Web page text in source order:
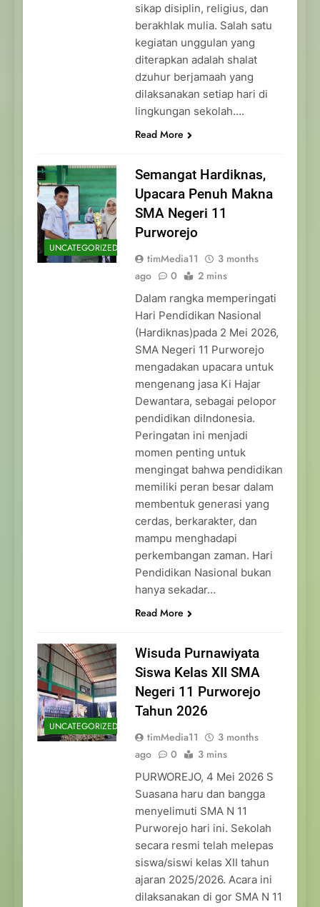
sikap disiplin, religius, dan
berakhlak mulia. Salah satu
kegiatan unggulan yang
diterapkan adalah shalat
dzuhur berjamaah yang
dilaksanakan setiap hari di
lingkungan sekolah….
Read More
UNCATEGORIZED
Semangat Hardiknas,
Upacara Penuh Makna
SMA Negeri 11
Purworejo
timMedia11
3 months
ago
0 2 mins
Dalam rangka memperingati
Hari Pendidikan Nasional
(Hardiknas)pada 2 Mei 2026,
SMA Negeri 11 Purworejo
mengadakan upacara untuk
mengenang jasa Ki Hajar
Dewantara, sebagai pelopor
pendidikan diIndonesia.
Peringatan ini menjadi
momen penting untuk
mengingat bahwa pendidikan
memiliki peran besar dalam
membentuk generasi yang
cerdas, berkarakter, dan
mampu menghadapi
perkembangan zaman. Hari
Pendidikan Nasional bukan
hanya sekadar…
Read More
UNCATEGORIZED
Wisuda Purnawiyata
Siswa Kelas XII SMA
Negeri 11 Purworejo
Tahun 2026
timMedia11
3 months
ago
0 3 mins
PURWOREJO, 4 Mei 2026 S
Suasana haru dan bangga
menyelimuti SMA N 11
Purworejo hari ini. Sekolah
secara resmi telah melepas
siswa/siswi kelas XII tahun
ajaran 2025/2026. Acara ini
dilaksanakan di gor SMA N 11